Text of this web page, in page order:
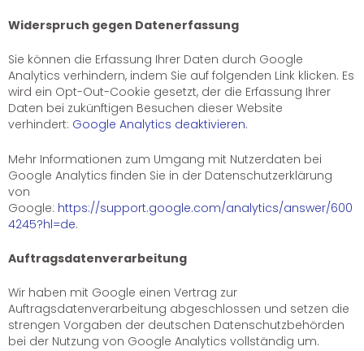
Widerspruch gegen Datenerfassung
Sie können die Erfassung Ihrer Daten durch Google
Analytics verhindern, indem Sie auf folgenden Link klicken. Es
wird ein Opt-Out-Cookie gesetzt, der die Erfassung Ihrer
Daten bei zukünftigen Besuchen dieser Website
verhindert: Google Analytics deaktivieren.
Mehr Informationen zum Umgang mit Nutzerdaten bei
Google Analytics finden Sie in der Datenschutzerklärung
von
Google: https://support.google.com/analytics/answer/600
4245?hl=de.
Auftragsdatenverarbeitung
Wir haben mit Google einen Vertrag zur
Auftragsdatenverarbeitung abgeschlossen und setzen die
strengen Vorgaben der deutschen Datenschutzbehörden
bei der Nutzung von Google Analytics vollständig um.